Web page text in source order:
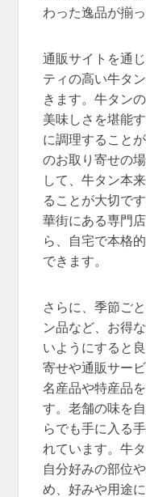
わった逸品が揃っ
通販サイトを通
ティの高い牛タ
きます。牛タン
美味しさを堪能
に調理すること
のお取り寄せの
して、牛タン本
ることが大切で
華街にある専門
ら、自宅で本格
できます。
さらに、季節ご
ン品など、お得
いようにすると
寄せや通販サー
名産品や特産品
す。老舗の味を
らでも手に入る
れています。牛
自分好みの部位
め、好みや用途